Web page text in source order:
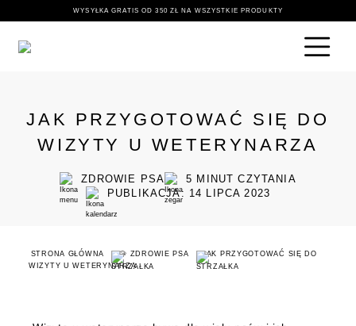
WYSYŁKA GRATIS OD 350 ZŁ NA WSZYSTKIE PRODUKTY
JAK PRZYGOTOWAĆ SIĘ DO
WIZYTY U WETERYNARZA
ZDROWIE PSA 5 MINUT CZYTANIA
PUBLIKACJA: 14 LIPCA 2023
STRONA GŁÓWNA 🐶 ZDROWIE PSA
JAK PRZYGOTOWAĆ SIĘ DO
WIZYTY U WETERYNARZA